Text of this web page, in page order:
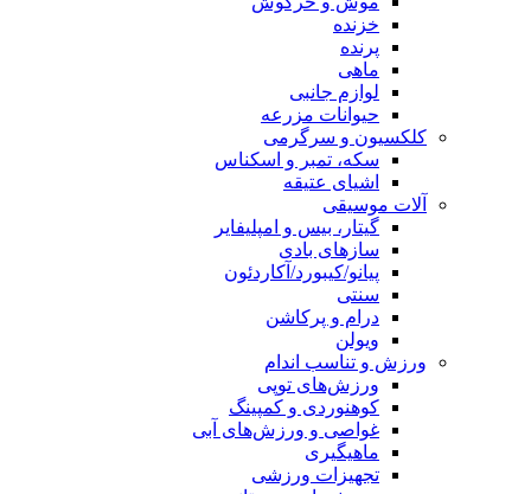
خزنده
پرنده
ماهی
لوازم جانبی
حیوانات مزرعه
کلکسیون و سرگرمی
سکه، تمبر و اسکناس
اشیای عتیقه
آلات موسیقی
گیتار، بیس و امپلیفایر
سازهای بادی
پیانو/کیبورد/آکاردئون
سنتی
درام و پرکاشن
ویولن
ورزش و تناسب اندام
ورزش‌های توپی
کوهنوردی و کمپینگ
غواصی و ورزش‌های آبی
ماهیگیری
تجهیزات ورزشی